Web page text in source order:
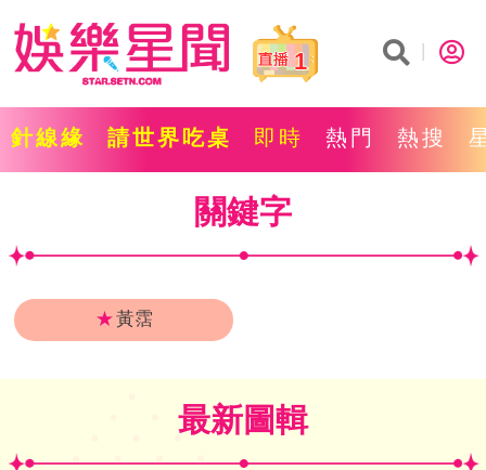
1
針線緣 請世界吃桌 即時 熱門 熱搜
關鍵字
★黃霑
最新圖輯